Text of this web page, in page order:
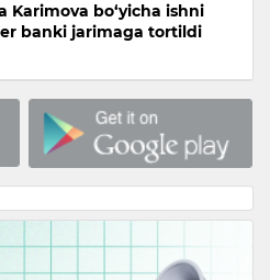
Karimova bo‘yicha ishni
banki jarimaga tortildi